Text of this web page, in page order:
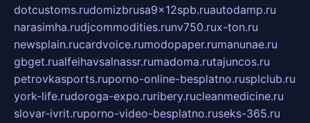
dotcustoms.rudomizbrusa9x12spb.ruautodamp.ru
narasimha.rudjcommodities.runv750.rux-ton.ru
newsplain.rucardvoice.rumodopaper.rumanunae.ru
gbget.rualfeihavsalnassr.rumadoma.rutajuncos.ru
petrovkasports.ruporno-online-besplatno.rusplclub.ru
york-life.rudoroga-expo.ruribery.rucleanmedicine.ru
slovar-ivrit.ruporno-video-besplatno.ruseks-365.ru